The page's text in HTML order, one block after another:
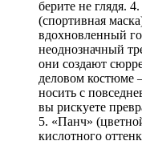
берите не глядя.
(спортивная
вдохновленный
неоднозначный
они создают
деловом костюме
носить с
вы рискуете
5. «Панч»
кислотного